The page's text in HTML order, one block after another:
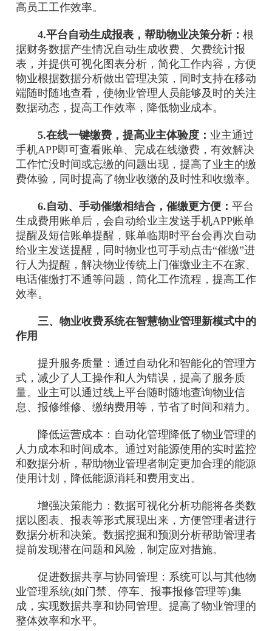
高员工工作效率。
4.平台自动生成报表，帮助物业决策分析： 根
据财务数据产生情况自动生成收费、欠费统计报
表，并提供可视化图表分析，简化工作内容，方便
物业根据数据分析做出管理决策，同时支持在移动
端随时随地查看，使物业管理人员能够及时的关注
数据动态，提高工作效率，降低物业成本。
5.在线一键缴费，提高业主体验度： 业主通过
手机APP即可查看账单、完成在线缴费，有效解决
工作忙没时间或忘缴的问题出现，提高了业主的缴
费体验，同时提高了物业收缴的及时性和收缴率。
6.自动、手动催缴相结合，催缴更方便： 平台
生成费用账单后，会自动给业主发送手机APP账单
提醒及短信账单提醒，账单临期时平台会再次自动
给业主发送提醒，同时物业也可手动点击“催缴”进
行人为提醒，解决物业传统上门催缴业主不在家、
电话催缴打不通等问题，简化工作流程，提高工作
效率。
三、物业收费系统在智慧物业管理新模式中的
作用
提升服务质量：通过自动化和智能化的管理方
式，减少了人工操作和人为错误，提高了服务质
量。业主可以通过线上平台随时随地查询物业信
息、报修维修、缴纳费用等，节省了时间和精力。
降低运营成本：自动化管理降低了物业管理的
人力成本和时间成本。通过对能源使用的实时监控
和数据分析，帮助物业管理者制定更加合理的能源
使用计划，降低能源消耗和费用支出。
增强决策能力：数据可视化分析功能将各类数
据以图表、报表等形式展现出来，方便管理者进行
数据分析和决策。数据挖掘和预测分析帮助管理者
提前发现潜在问题和风险，制定应对措施。
促进数据共享与协同管理：系统可以与其他物
业管理系统(如门禁、停车、报事报修管理等)集
成，实现数据共享和协同管理。提高了物业管理的
整体效率和水平。